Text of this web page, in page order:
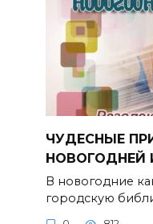
ЧУДЕСНЫЕ
НОВОГОДНЕЙ
В новогодние
городскую